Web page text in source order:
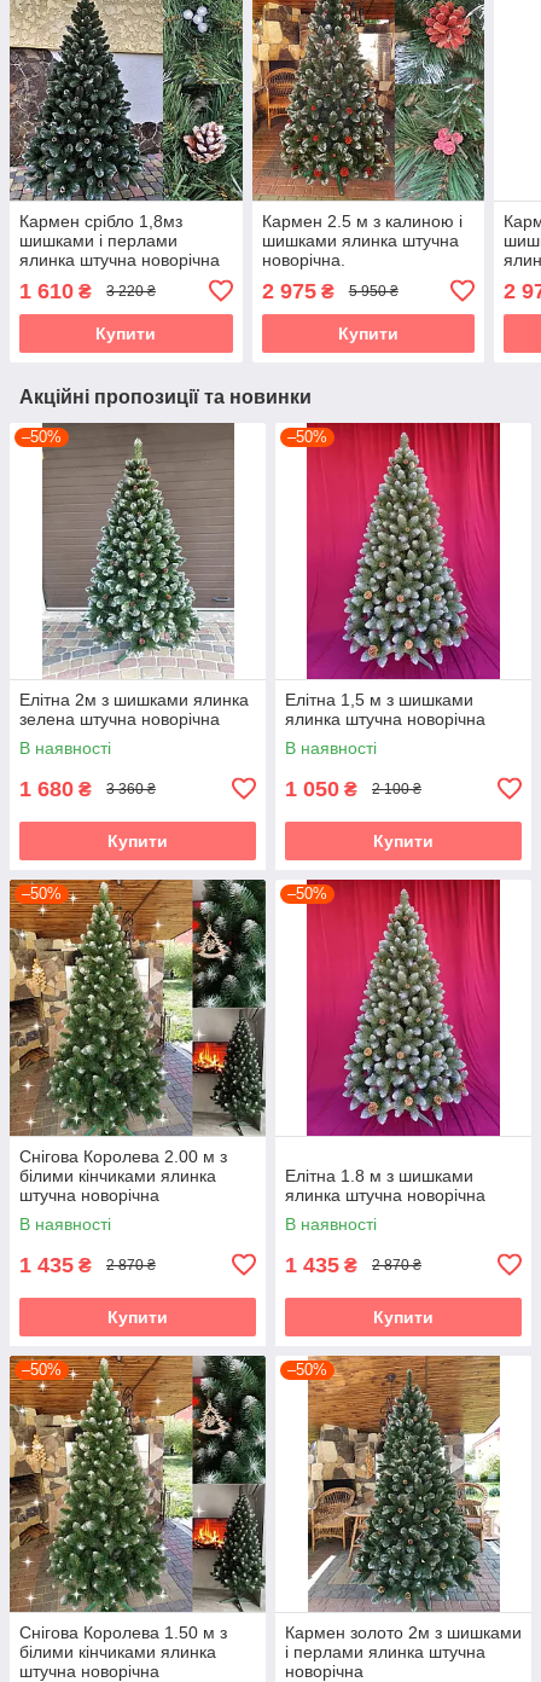
Кармен срібло 1,8мз
шишками і перлами
ялинка штучна новорічна
1 610 ₴ 3 220 ₴
Купити
Кармен 2.5 м з калиною і
шишками ялинка штучна
новорічна.
2 975₴ 5 950 ₴
Купити
2
Акційні пропозиції та новинки
–50%
Елітна 2м з шишками ялинка
зелена штучна новорічна
В наявності
1 680 ₴ 3 360 ₴
Купити
–50%
Елітна 1,5 м з шишками
ялинка штучна новорічна
В наявності
1 050 ₴ 2 100 ₴
Купити
–50%
Снігова Королева 2.00 м з
білими кінчиками ялинка
штучна новорічна
В наявності
1 435 ₴ 2 870 ₴
Купити
–50%
Елітна 1.8 м з шишками
ялинка штучна новорічна
В наявності
1 435 ₴ 2 870 ₴
Купити
–50%
Снігова Королева 1.50 м з
білими кінчиками ялинка
штучна новорічна
–50%
Кармен золото 2м з шишками
і перлами ялинка штучна
новорічна